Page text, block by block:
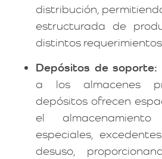
distribución,
estructurada de
distintos
Depósitos de soporte:
a los almacenes
depósitos ofrecen
el
especiales,
desuso,